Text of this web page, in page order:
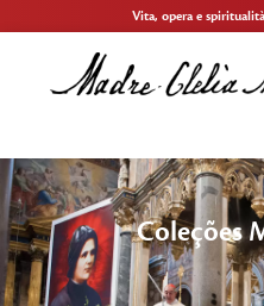
Vita, opera e
Coleções